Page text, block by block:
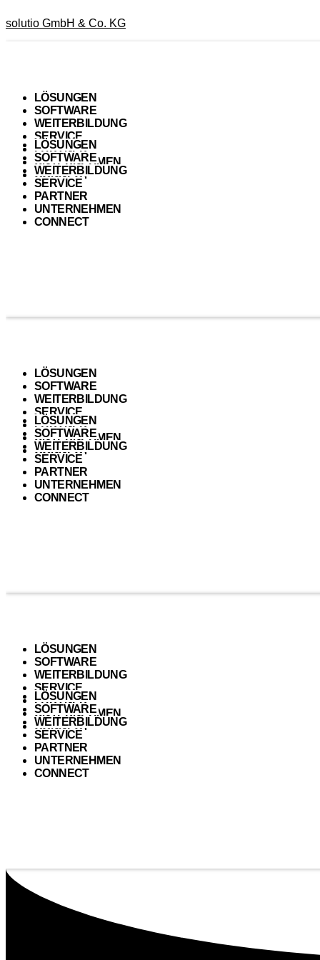
solutio GmbH & Co. KG
LÖSUNGEN
SOFTWARE
WEITERBILDUNG
SERVICE
PARTNER
UNTERNEHMEN
CONNECT
LÖSUNGEN
SOFTWARE
WEITERBILDUNG
SERVICE
PARTNER
UNTERNEHMEN
CONNECT
LÖSUNGEN
SOFTWARE
WEITERBILDUNG
SERVICE
PARTNER
UNTERNEHMEN
CONNECT
LÖSUNGEN
SOFTWARE
WEITERBILDUNG
SERVICE
PARTNER
UNTERNEHMEN
CONNECT
LÖSUNGEN
SOFTWARE
WEITERBILDUNG
SERVICE
PARTNER
UNTERNEHMEN
CONNECT
LÖSUNGEN
SOFTWARE
WEITERBILDUNG
SERVICE
PARTNER
UNTERNEHMEN
CONNECT